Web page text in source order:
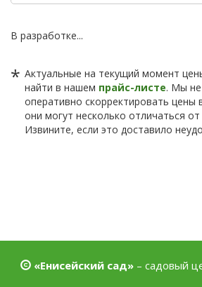
В разработке...
* Актуальные на текущий момент
найти в нашем прайс-листе. Мы не
оперативно скорректировать цены
они могут несколько отличаться от
Извините, если это доставило
«Енисейский сад»– садовый